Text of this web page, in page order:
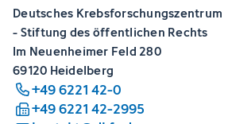
Deutsches Krebsforschungszentrum
- Stiftung des öffentlichen Rechts
Im Neuenheimer Feld 280
69120 Heidelberg
+49 6221 42-0
+49 6221 42-2995